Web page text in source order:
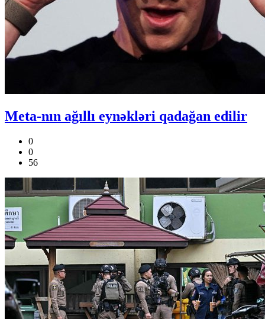
Meta-nın ağıllı eynəkləri qadağan edilir
0
0
56